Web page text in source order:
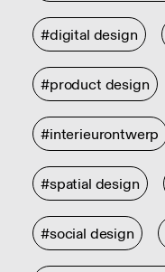
#digital design
#product design
#interieurontwerp
#spatial design
#social design